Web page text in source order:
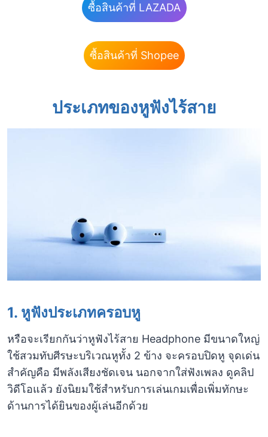
ซื้อสินค้าที่ LAZADA
ซื้อสินค้าที่ Shopee
ประเภทของหูฟังไร้สาย
1. หูฟังประเภทครอบหู
หรือจะเรียกกันว่าหูฟังไร้สาย Headphone มีขนาดใหญ่
ใช้สวมทับศีรษะบริเวณหูทั้ง 2 ข้าง จะครอบปิดหู จุดเด่น
สำคัญคือ มีพลังเสียงชัดเจน นอกจากใส่ฟังเพลง ดูคลิป
วิดีโอแล้ว ยังนิยมใช้สำหรับการเล่นเกมเพื่อเพิ่มทักษะ
ด้านการได้ยินของผู้เล่นอีกด้วย